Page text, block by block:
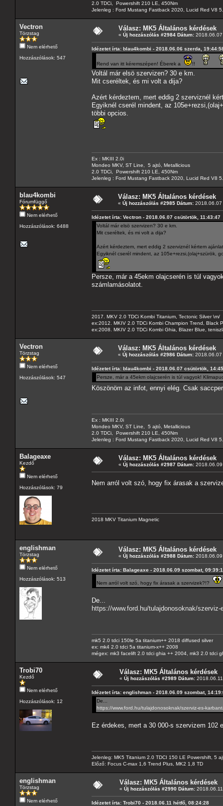
2.0 TDCi, Powershift 210 LE, 450Nm
Jelenleg : Ford Mustang Fastback 2020, Lucid Red V8
Vectron
Törzstag
Nem elérhető
Hozzászólások: 547
Válasz: MK5 Általános kérdések
« Új hozzászólás #2984 Dátum:
Idézetet írta: blau4kombi - 2018.06.06 szerda,
Rend van itt kéremszépen! Éberek a !!
Voltál már elsö szervizen? 30 e km.
Mit cseréltek, és mi volt a dija?
Azért kérdeztem, mert eddig 2 szerviznél
Egyiknél cserél mindent, az
többi opcios.
Ex : MKIII 2.0i
Mondeo MKV, ST Line, 5 ajtó, Metallicious
2.0 TDCi, Powershift 210 LE, 450Nm
Jelenleg : Ford Mustang Fastback 2020, Lucid Red V8
blau4kombi
Fórumfüggő
Nem elérhető
Hozzászólások: 6488
Válasz: MK5 Általános kérdések
« Új hozzászólás #2985 Dátum: 2018.06.07
Idézetet írta: Vectron - 2018.06.07 csütörtök, 11:43:47
Voltál már elsö szervizen? 30 e km.
Mit cseréltek, és mi volt a dija?
Azért kérdeztem, mert eddig 2 szerviznél kértem
Egyiknél cserél mindent, az 105e+rezsi,(olaj+szürök,
Persze, már a 45ekm olajcserén is túl
számlamásolatot.
2017. MKV 2.0 TDCi Kombi Titanium, Tectonic Silver \m/
ex:2012. MKIV 2.0 TDCi Kombi Champion Trend, Black
ex:2008. MKIV 2.0 TDCi Kombi Ghia, Blazer Blue,
Vectron
Törzstag
Nem elérhető
Hozzászólások: 547
Válasz: MK5 Általános kérdések
« Új hozzászólás #2986 Dátum: 2018.06.07
Idézetet írta: blau4kombi - 2018.06.07 csütörtök,
Persze, már a 45ekm olajcserén is túl vagyok!
Köszönöm az infot, ennyi elég. Csak
Ex : MKIII 2.0i
Mondeo MKV, ST Line, 5 ajtó, Metallicious
2.0 TDCi, Powershift 210 LE, 450Nm
Jelenleg : Ford Mustang Fastback 2020, Lucid Red V8
Balageaxe
Kezdő
Nem elérhető
Hozzászólások: 79
Válasz: MK5 Általános kérdések
« Új hozzászólás #2987 Dátum:
Nem arról volt szó, hogy fix árasak a
2018 MKV Titanium Magnetic
englishman
Törzstag
Nem elérhető
Hozzászólások: 513
Válasz: MK5 Általános kérdések
« Új hozzászólás #2988 Dátum:
Idézetet írta: Balageaxe - 2018.06.09 szombat,
Nem arról volt szó, hogy fix árasak a szervizek?!?
De...
https://www.ford.hu/tulajdonosoknak/
mk5 2.0 tdci 150le 5a titanium++ 2018 diffused silver
ex: mk4 2.0 tdci 5a titanium-x++ 2008
mégex: mk3 facelift 2.0 tdci ghia ++ 2004, mk3 2.0 tdci
Trobi70
Kezdő
Nem elérhető
Hozzászólások: 12
Válasz: MK5 Általános kérdések
« Új hozzászólás #2989 Dátum:
Idézetet írta: englishman - 2018.06.09 szombat,
De...
https://www.ford.hu/tulajdonosoknak/szerviz-es-
Ez érdekes, mert a 30 000-s szervizem 102
Jelenleg: MK5 Titanium 2.0 TDCI 150 LE Powershift, 5
Előző: Focus C-max 1,6 Trend Plus, MK2 1,8 TD
englishman
Törzstag
Nem elérhető
Válasz: MK5 Általános kérdések
« Új hozzászólás #2990 Dátum:
Idézetet írta: Trobi70 - 2018.06.11 hétfő, 08:24:28